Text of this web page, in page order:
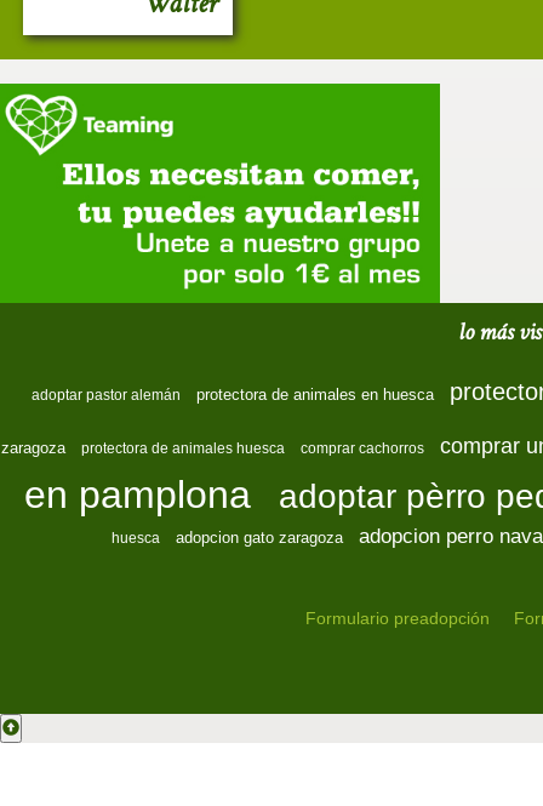
lo más
adoptar pastor alemán protectora de animales en huesca
zaragoza protectora de animales huesca comprar cachorros comprar
en pamplona adoptar pèrro
huesca adopcion gato zaragoza adopcion perro
Formulario preadopción